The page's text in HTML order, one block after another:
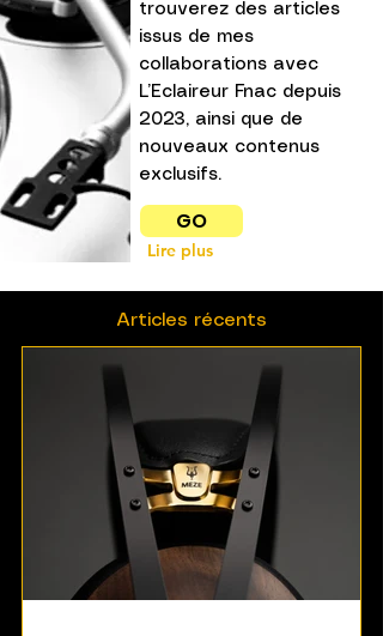
trouverez des articles
issus de mes
collaborations avec
L’Eclaireur Fnac depuis
2023, ainsi que de
nouveaux contenus
exclusifs.
GO
Lire plus
Articles récents